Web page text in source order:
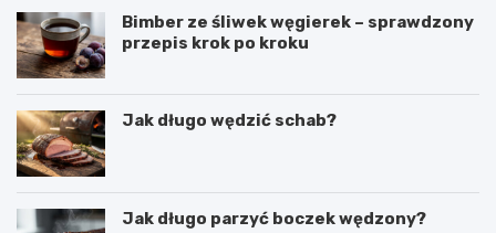
Bimber ze śliwek węgierek – sprawdzony
przepis krok po kroku
Jak długo wędzić schab?
Jak długo parzyć boczek wędzony?